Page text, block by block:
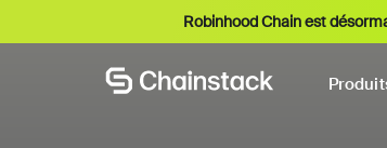
Robinhood Chain est